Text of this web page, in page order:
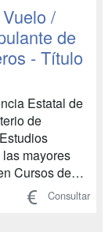
con las
en la
/
de
- Título
Estatal de
de
mayores
Cursos de
Pasajeros y
Consultar